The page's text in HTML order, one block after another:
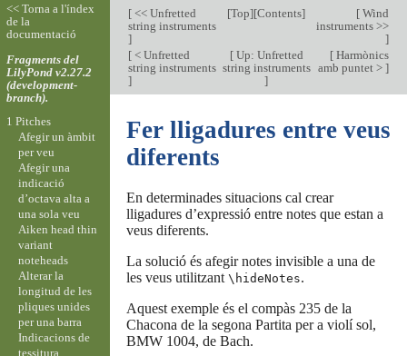
[<< Unfretted
string instruments
]
[Top][Contents] [Wind
instruments >>
]
[< Unfretted
string instruments
]
[Up: Unfretted
string instruments
]
[Harmònics
amb puntet > ]
Fer lligadures entre veus
diferents
En determinades situacions cal crear
lligadures d’expressió entre notes que estan a
veus diferents.
La solució és afegir notes invisible a una de
les veus utilitzant \hideNotes.
Aquest exemple és el compàs 235 de la
Chacona de la segona Partita per a violí sol,
BMW 1004, de Bach.
<< Torna a l'índex
de la
documentació
Fragments del
LilyPond v2.27.2
(development-
branch).
1 Pitches
Afegir un àmbit
per veu
Afegir una
indicació
d’octava alta a
una sola veu
Aiken head thin
variant
noteheads
Alterar la
longitud de les
pliques unides
per una barra
Indicacions de
tessitura